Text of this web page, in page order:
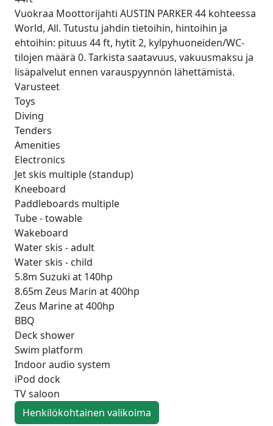
Vuokraa Moottorijahti AUSTIN PARKER 44 kohteessa
World, All. Tutustu jahdin tietoihin, hintoihin ja
ehtoihin: pituus 44 ft, hytit 2, kylpyhuoneiden/WC-
tilojen määrä 0. Tarkista saatavuus, vakuusmaksu ja
lisäpalvelut ennen varauspyynnön lähettämistä.
Varusteet
Toys
Diving
Tenders
Amenities
Electronics
Jet skis multiple (standup)
Kneeboard
Paddleboards multiple
Tube - towable
Wakeboard
Water skis - adult
Water skis - child
5.8m Suzuki at 140hp
8.65m Zeus Marin at 400hp
Zeus Marine at 400hp
BBQ
Deck shower
Swim platform
Indoor audio system
iPod dock
TV saloon
Henkilökohtainen valikoima